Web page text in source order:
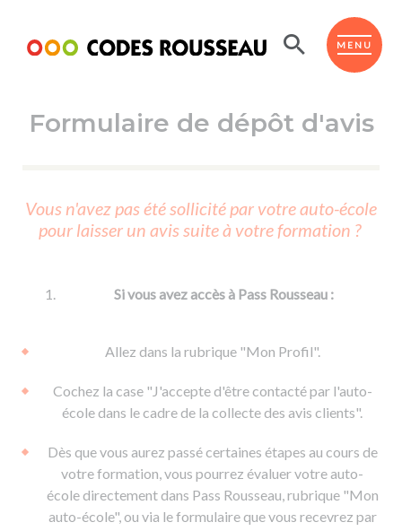
MENU
ESPACE ÉLÈVE
Code de la route
Passer l'ASSR
Réviser le code
Passer l'ETM
Permis voiture
Permis remorque
Permis & handicap
d'apprentissage
De la conduite en voiture
De la conduite à moto
Voir tous les supports
Formations pro.
Permis poids lourd
Formation FCO
Formation CACES
Ressources
Formulaire de dépôt d'avis
Vous n'avez pas été sollicité par votre auto-école
pour laisser un avis suite à votre formation ?
Si vous avez accès à Pass Rousseau :
Allez dans la rubrique "Mon Profil".
Cochez la case "J'accepte d'être contacté par l'auto-
école dans le cadre de la collecte des avis clients".
Dès que vous aurez passé certaines étapes au cours de
votre formation, vous pourrez évaluer votre auto-
école directement dans Pass Rousseau, rubrique "Mon
auto-école", ou via le formulaire que vous recevrez par